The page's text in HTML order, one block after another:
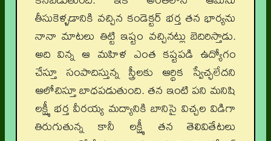
తీసుకెళ్ళడానికి వచ్చిన కండెక్టర్ భర్త తన భార్యను
నానా మాటలు తిట్టి ఇష్టం వచ్చినట్లు బెదిరిస్తాడు.
అది విన్న ఆ మహిళ ఎంత కష్టపడి ఉద్యోగం
చేస్తూ సంపాదిస్తున్న స్త్రీలకు ఆర్థిక స్వేచ్ఛలేదని
ఆలోచిస్తూ బాధపడుతుంది. తన ఇంటి పని మనిషి
లక్ష్మీ భర్త వీరయ్య మద్యానికి బానిసై విచ్చల విడిగా
తిరుగుతున్న కానీ లక్ష్మీ తన తెలివితేటలు